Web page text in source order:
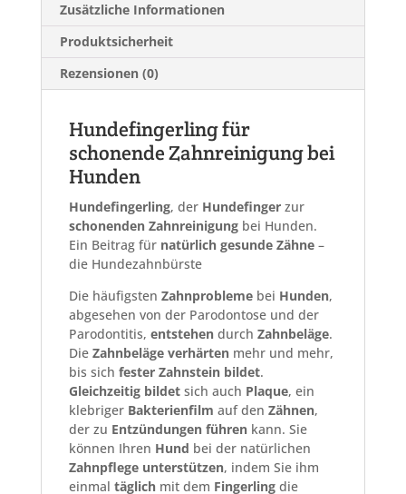
Zusätzliche Informationen
Produktsicherheit
Rezensionen (0)
Hundefingerling für
schonende Zahnreinigung bei
Hunden
Hundefingerling, der Hundefingerzur
schonenden Zahnreinigungbei Hunden.
Ein Beitrag für natürlich gesunde Zähne–
die Hundezahnbürste
Die häufigsten Zahnproblemebei Hunden,
abgesehen von der Parodontose und der
Parodontitis, entstehendurch Zahnbeläge.
Die Zahnbeläge verhärtenmehr und mehr,
bis sich fester Zahnstein bildet.
Gleichzeitig bildetsich auch Plaque, ein
klebriger Bakterienfilm auf den Zähnen,
der zu Entzündungen führenkann. Sie
können Ihren Hund bei der natürlichen
Zahnpflege unterstützen, indem Sie ihm
einmal täglichmit dem Fingerlingdie